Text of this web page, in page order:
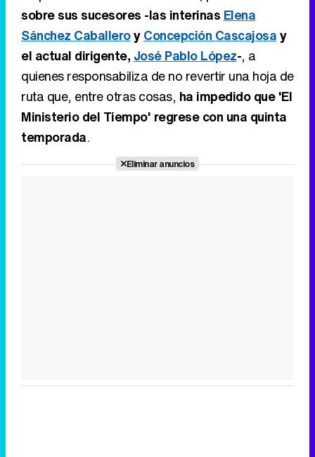
Tráiler en catalán de 'Ravalear', la nueva serie de HBO Max sobre los fondos buitre
Tráiler de la tercera temporada de 'The Walking Dead: Dead City' de AMC+
sobre sus sucesores -las interinas Elena
Sánchez CaballeroyConcepción Cascajosay
el actual dirigente, José Pablo López-, a
quienes responsabiliza de no revertir una hoja de
ruta que, entre otras cosas, ha impedido que 'El
Ministerio del Tiempo' regrese con una quinta
temporada.
Eliminar anuncios